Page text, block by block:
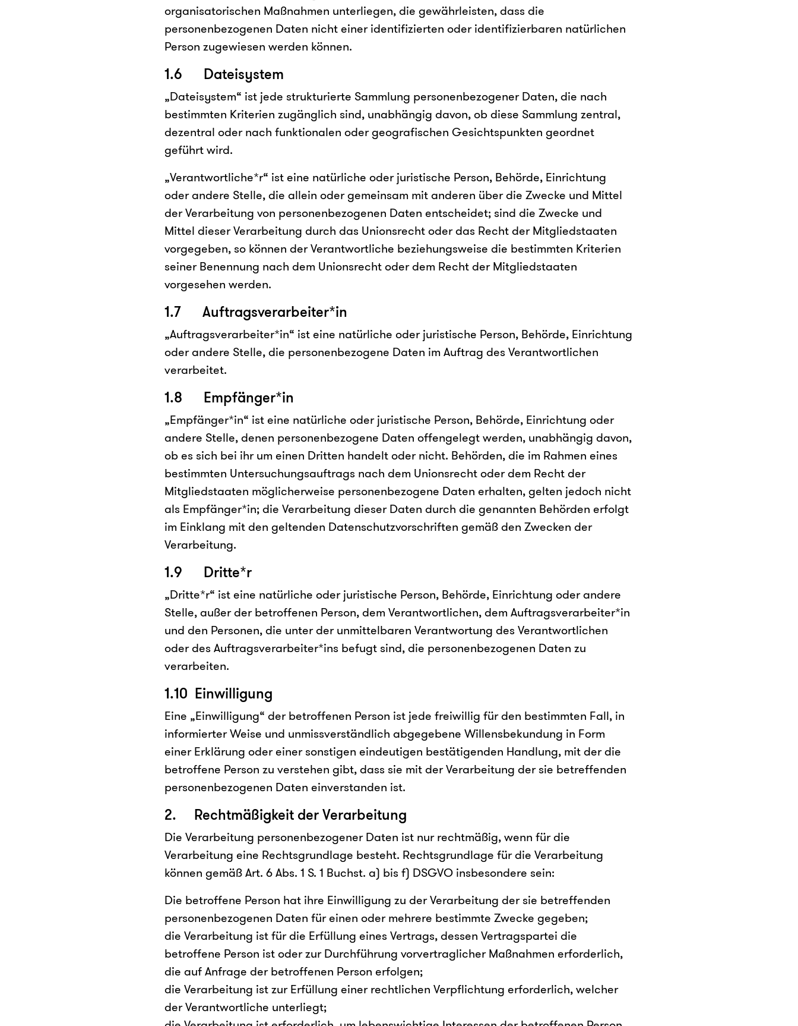
organisatorischen Maßnahmen unterliegen, die gewährleisten, dass die
personenbezogenen Daten nicht einer identifizierten oder identifizierbaren natürlichen
Person zugewiesen werden können.
1.6 Dateisystem
„Dateisystem“ ist jede strukturierte Sammlung personenbezogener Daten, die nach
bestimmten Kriterien zugänglich sind, unabhängig davon, ob diese Sammlung zentral,
dezentral oder nach funktionalen oder geografischen Gesichtspunkten geordnet
geführt wird.
„Verantwortliche*r“ ist eine natürliche oder juristische Person, Behörde, Einrichtung
oder andere Stelle, die allein oder gemeinsam mit anderen über die Zwecke und Mittel
der Verarbeitung von personenbezogenen Daten entscheidet; sind die Zwecke und
Mittel dieser Verarbeitung durch das Unionsrecht oder das Recht der Mitgliedstaaten
vorgegeben, so können der Verantwortliche beziehungsweise die bestimmten Kriterien
seiner Benennung nach dem Unionsrecht oder dem Recht der Mitgliedstaaten
vorgesehen werden.
1.7 Auftragsverarbeiter*in
„Auftragsverarbeiter*in“ ist eine natürliche oder juristische Person, Behörde, Einrichtung
oder andere Stelle, die personenbezogene Daten im Auftrag des Verantwortlichen
verarbeitet.
1.8 Empfänger*in
„Empfänger*in“ ist eine natürliche oder juristische Person, Behörde, Einrichtung oder
andere Stelle, denen personenbezogene Daten offengelegt werden, unabhängig davon,
ob es sich bei ihr um einen Dritten handelt oder nicht. Behörden, die im Rahmen eines
bestimmten Untersuchungsauftrags nach dem Unionsrecht oder dem Recht der
Mitgliedstaaten möglicherweise personenbezogene Daten erhalten, gelten jedoch nicht
als Empfänger*in; die Verarbeitung dieser Daten durch die genannten Behörden erfolgt
im Einklang mit den geltenden Datenschutzvorschriften gemäß den Zwecken der
Verarbeitung.
1.9 Dritte*r
„Dritte*r“ ist eine natürliche oder juristische Person, Behörde, Einrichtung oder andere
Stelle, außer der betroffenen Person, dem Verantwortlichen, dem Auftragsverarbeiter*in
und den Personen, die unter der unmittelbaren Verantwortung des Verantwortlichen
oder des Auftragsverarbeiter*ins befugt sind, die personenbezogenen Daten zu
verarbeiten.
1.10 Einwilligung
Eine „Einwilligung“ der betroffenen Person ist jede freiwillig für den bestimmten Fall, in
informierter Weise und unmissverständlich abgegebene Willensbekundung in Form
einer Erklärung oder einer sonstigen eindeutigen bestätigenden Handlung, mit der die
betroffene Person zu verstehen gibt, dass sie mit der Verarbeitung der sie betreffenden
personenbezogenen Daten einverstanden ist.
2. Rechtmäßigkeit der Verarbeitung
Die Verarbeitung personenbezogener Daten ist nur rechtmäßig, wenn für die
Verarbeitung eine Rechtsgrundlage besteht. Rechtsgrundlage für die Verarbeitung
können gemäß Art. 6 Abs. 1 S. 1 Buchst. a) bis f) DSGVO insbesondere sein:
Die betroffene Person hat ihre Einwilligung zu der Verarbeitung der sie betreffenden
personenbezogenen Daten für einen oder mehrere bestimmte Zwecke gegeben;
die Verarbeitung ist für die Erfüllung eines Vertrags, dessen Vertragspartei die
betroffene Person ist oder zur Durchführung vorvertraglicher Maßnahmen erforderlich,
die auf Anfrage der betroffenen Person erfolgen;
die Verarbeitung ist zur Erfüllung einer rechtlichen Verpflichtung erforderlich, welcher
der Verantwortliche unterliegt;